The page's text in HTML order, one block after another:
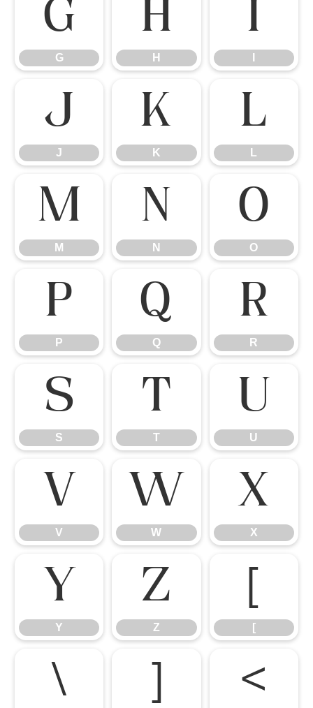
G
G
H
H
I
J
J
K
K
L
L
M
M
N
N
O
O
P
P
Q
Q
R
R
S
S
T
T
U
U
V
V
W
W
X
X
Y
Y
Z
Z [
\ ^